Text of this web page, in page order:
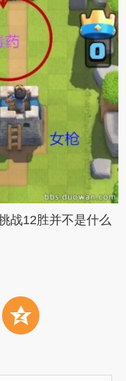
战12胜并不是什么
z